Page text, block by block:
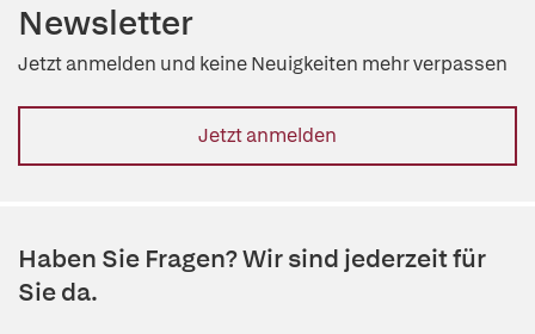
Newsletter
Jetzt anmelden und keine Neuigkeiten mehr verpassen
Jetzt anmelden
Haben Sie Fragen? Wir sind jederzeit für
Sie da.